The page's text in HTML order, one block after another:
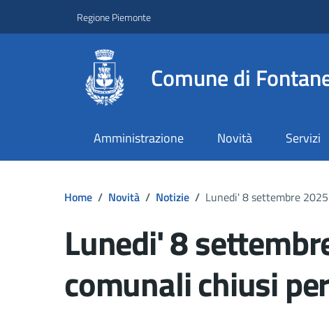
Regione Piemonte
Comune di
Amministrazione Novità Servizi
Home / Novità / Notizie / Lunedi' 8 settembre
Lunedi' 8
comunali chiusi